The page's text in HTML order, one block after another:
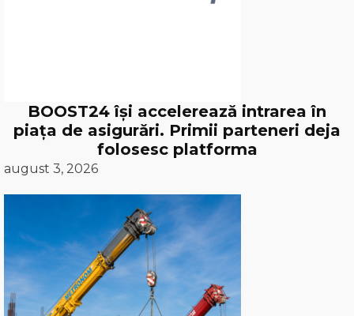
BOOST24 își accelerează intrarea în
piața de asigurări. Primii parteneri deja
folosesc platforma
august 3, 2026